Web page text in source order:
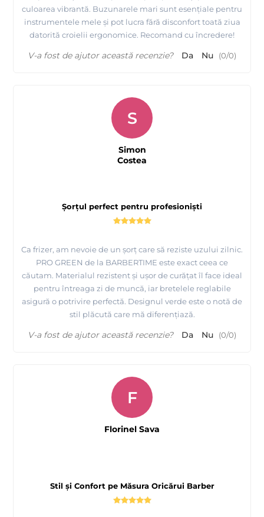
culoarea vibrantă. Buzunarele mari sunt esențiale pentru
instrumentele mele și pot lucra fără disconfort toată ziua
datorită croielii ergonomice. Recomand cu încredere!
V-a fost de ajutor această recenzie? Da Nu (0/0)
Șorțul perfect pentru profesioniști
Ca frizer, am nevoie de un șorț care să reziste uzului zilnic.
PRO GREEN de la BARBERTIME este exact ceea ce
căutam. Materialul rezistent și ușor de curățat îl face ideal
pentru întreaga zi de muncă, iar bretelele reglabile
asigură o potrivire perfectă. Designul verde este o notă de
stil plăcută care mă diferențiază.
S
Simon
Costea
V-a fost de ajutor această recenzie? Da Nu (0/0)
Stil și Confort pe Măsura Oricărui Barber
F
Florinel Sava